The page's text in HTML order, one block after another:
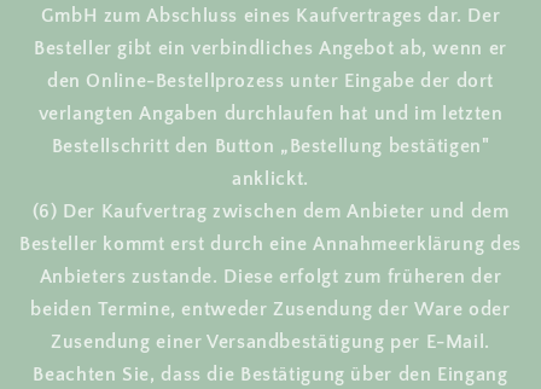
GmbH zum Abschluss eines Kaufvertrages dar. Der
Besteller gibt ein verbindliches Angebot ab, wenn er
den Online-Bestellprozess unter Eingabe der dort
verlangten Angaben durchlaufen hat und im letzten
Bestellschritt den Button „Bestellung bestätigen"
anklickt.
(6) Der Kaufvertrag zwischen dem Anbieter und dem
Besteller kommt erst durch eine Annahmeerklärung des
Anbieters zustande. Diese erfolgt zum früheren der
beiden Termine, entweder Zusendung der Ware oder
Zusendung einer Versandbestätigung per E-Mail.
Beachten Sie, dass die Bestätigung über den Eingang